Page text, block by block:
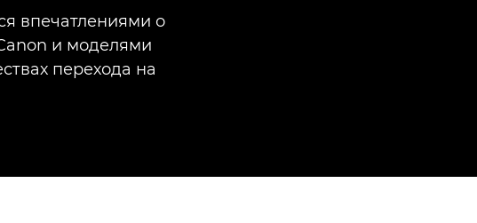
впечатлениями о
и моделями
перехода на